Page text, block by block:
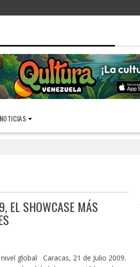
EL SHOWCASE MÁS
global Caracas, 21 de Julio 2009.